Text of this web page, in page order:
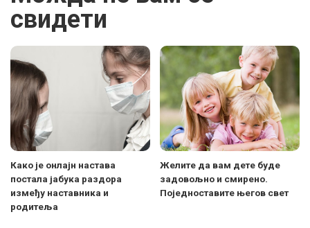
свидети
Како је онлајн настава
постала јабука раздора
између наставника и
родитеља
Желите да вам дете буде
задовољно и смирено.
Поједноставите његов свет